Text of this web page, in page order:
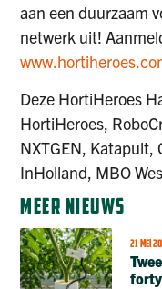
aan een duurzaam
netwerk uit!
Deze HortiHeroes
HortiHeroes,
NXTGEN, Katapult,
InHolland, MBO
MEER NIEUWS
21 MEI